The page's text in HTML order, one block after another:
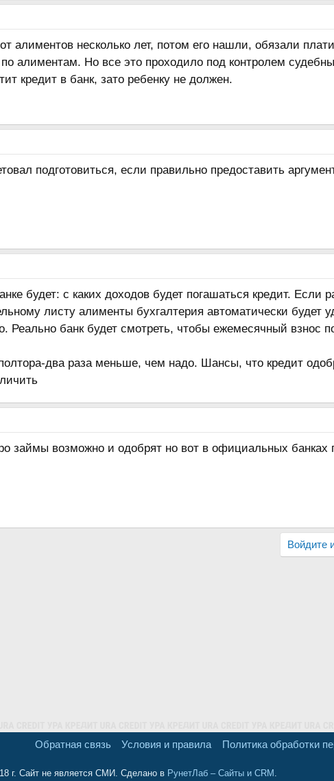
алиментов несколько лет, потом его нашли, обязали
алиментам. Но все это проходило под контролем
кредит в банк, зато ребенку не должен.
подготовиться, если правильно предоставить
будет: с каких доходов будет погашаться кредит. Если
листу алименты бухгалтерия автоматически будет
Реально банк будет смотреть, чтобы ежемесячный взнос
два раза меньше, чем надо. Шансы, что кредит
займы возможно и одобрят но вот в официальных банках
Войдите
Обратная связь Условия и правила Политика обработки
г. Сайт не является СМИ. Сделано в РунетЛаб – Сайты и CRM .